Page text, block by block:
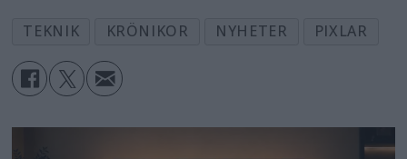
TEKNIK KRÖNIKOR NYHETER PIXLAR